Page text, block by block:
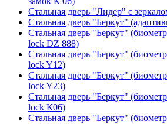
Стальная дверь "Лидер" с
Стальная дверь "Беркут"
Стальная дверь "Беркут"
lock DZ 888)
Стальная дверь "Беркут"
lock Y12)
Стальная дверь "Беркут"
lock Y23)
Стальная дверь "Беркут"
lock К06)
Стальная дверь "Беркут"